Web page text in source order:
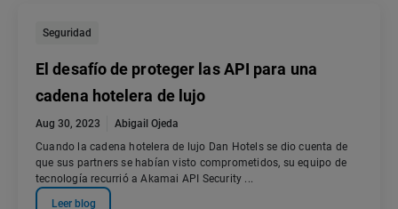
Seguridad
El desafío de proteger las API para una
cadena hotelera de lujo
Aug 30, 2023
Abigail Ojeda
Cuando la cadena hotelera de lujo Dan Hotels se dio cuenta de
que sus partners se habían visto comprometidos, su equipo de
tecnología recurrió a Akamai API Security ...
Leer blog